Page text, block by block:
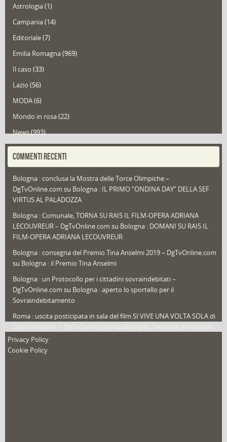
Astrologia(1)
Campania(14)
Editoriale(7)
Emilia Romagna(969)
Il caso (33)
Lazio (56)
MODA(6)
Mondo in rosa(22)
News(993)
Portfolio(1)
Redazioni(1.050)
Speciali (22)
Sport
That's Bologna Magazine(25)
Video (archivio) (263)
COMMENTI RECENTI
Bologna : conclusa la Mostra delle Torce Olimpiche –
DgTvOnline.com su Bologna : IL PRIMO “ONDINA DAY” DELLA SEF
VIRTUS AL PALADOZZA
Bologna : Comunale, TORNA SU RAI5 IL FILM-OPERA ADRIANA
LECOUVREUR – DgTvOnline.com su Bologna : DOMANI SU RAI5 IL
FILM-OPERA ADRIANA LECOUVREUR
Bologna : consegna del Premio Tina Anselmi 2019 – DgTvOnline.com
su Bologna : il Premio Tina Anselmi
Bologna : un Protocollo per i cittadini sovraindebitati –
DgTvOnline.com su Bologna : aperto lo sportello per il
Sovraindebitamento
Roma : uscita posticipata in sala del film SI VIVE UNA VOLTA SOLA di
su
nuovo film
Privacy Policy
Cookie Policy